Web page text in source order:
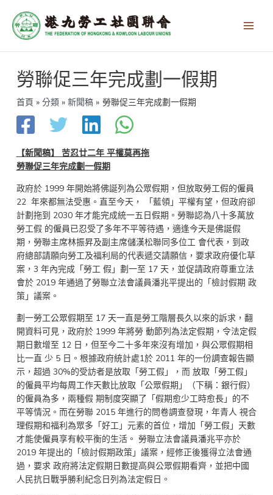
勞聯促三年完成劃一假期
首頁 分類 新聞稿 勞聯促三年完成劃一假期
【新聞稿】 苦忍廿二年 平權莫再拖
勞聯促三年完成劃一假期
政府於 1999 年開始將佛誕列為公眾假期，但放取勞工假的僱員
22 年來都無法受惠。直至今天， 「藍領」平權有望，但政府卻
計劃拖到 2030 年才能完成統一五日假期。勞聯認為八十多萬放
勞工假 的僱員已忍受了多年不平等待遇，適逢今天是佛誕假
期，勞聯主席林振昇及副主席儲漢松聯同多位工 會代表，到政
府總部請願向勞工及福利局的代表遞交請願信，要求政府優化草
案，3 年內完成「勞工 假」劃一至 17 天，並促請政府尊重立法
會於 2019 年通過了勞聯立法會議員潘兆平提出的「檢討假期 政
策」議案。
劃一勞工公眾假期至 17 天一直是勞工階層長久以來的訴求，翻
開資料可見，政府於 1999 年將勞 動節列為法定假期，令法定假
期日數增至 12 日，但至今二十多年來沒有增加，與公眾假期相
比一直 少 5 日。根據政府統計處1於 2011 年的一份調查報告顯
示，超過 30%的受訪者是放取「勞工假」，而 放取「勞工假」
的僱員平均每周工作天數比放取「公眾假期」（下稱：銀行假）
的僱員為多，兩種假 期制度突顯了「假期愈少工時愈長」的不
平等情況。而在勞聯 2015 年進行的問卷調查發現，年青人 視合
理假期和福利為眾多「好工」元素的首位，增加「勞工假」天數
才能使僱員享有較平衡的生活。 勞聯立法會議員潘兆平亦於
2019 年提出的「檢討假期政策」議案，經修正後獲得立法會通
過，要求 政府將法定假期日數提高與公眾假期看齊，並把中國
人民抗日戰爭勝利紀念日列為法定假日。
章
導
覽